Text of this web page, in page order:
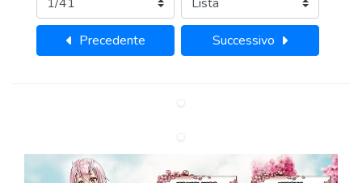
Precedente Successivo